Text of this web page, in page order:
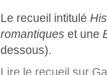
Le recueil intitulé
romantiques et une
dessous).
Lire le recueil sur